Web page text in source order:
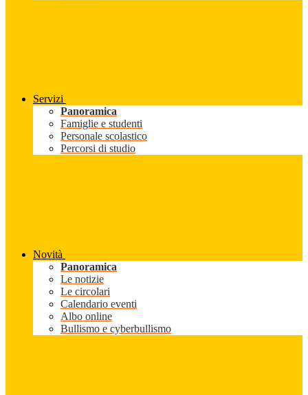
Servizi
Panoramica
Famiglie e studenti
Personale scolastico
Percorsi di studio
Novità
Panoramica
Le notizie
Le circolari
Calendario eventi
Albo online
Bullismo e cyberbullismo